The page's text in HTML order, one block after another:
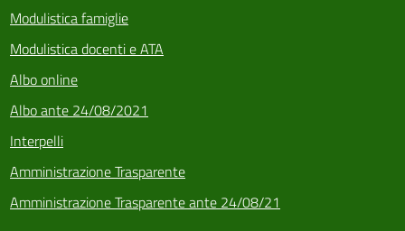
Modulistica famiglie
Modulistica docenti e ATA
Albo online
Albo ante 24/08/2021
Interpelli
Amministrazione Trasparente
Amministrazione Trasparente ante 24/08/21